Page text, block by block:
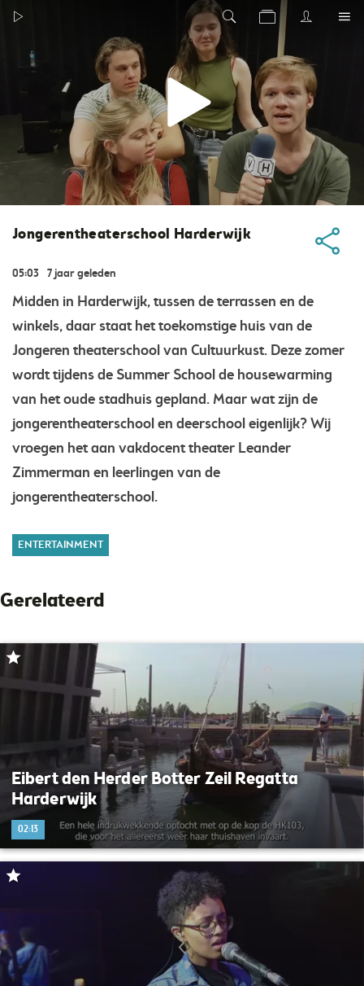
Jongerentheaterschool Harderwijk
05:03 7 jaar geleden
Midden in Harderwijk, tussen de terrassen en de
winkels, daar staat het toekomstige huis van de
Jongeren theaterschool van Cultuurkust. Deze zomer
wordt tijdens de Summer School de housewarming
van het oude stadhuis gepland. Maar wat zijn de
jongerentheaterschool en deerschool eigenlijk? Wij
vroegen het aan vakdocent theater Leander
Zimmerman en leerlingen van de
jongerentheaterschool.
ENTERTAINMENT
Gerelateerd
Eibert den Herder Botter Zeil Regatta
Harderwijk
02:13